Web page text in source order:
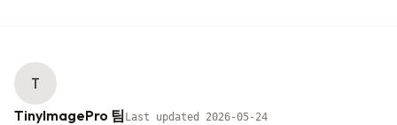
T
TinyImagePro 팀 Last updated 2026-05-24